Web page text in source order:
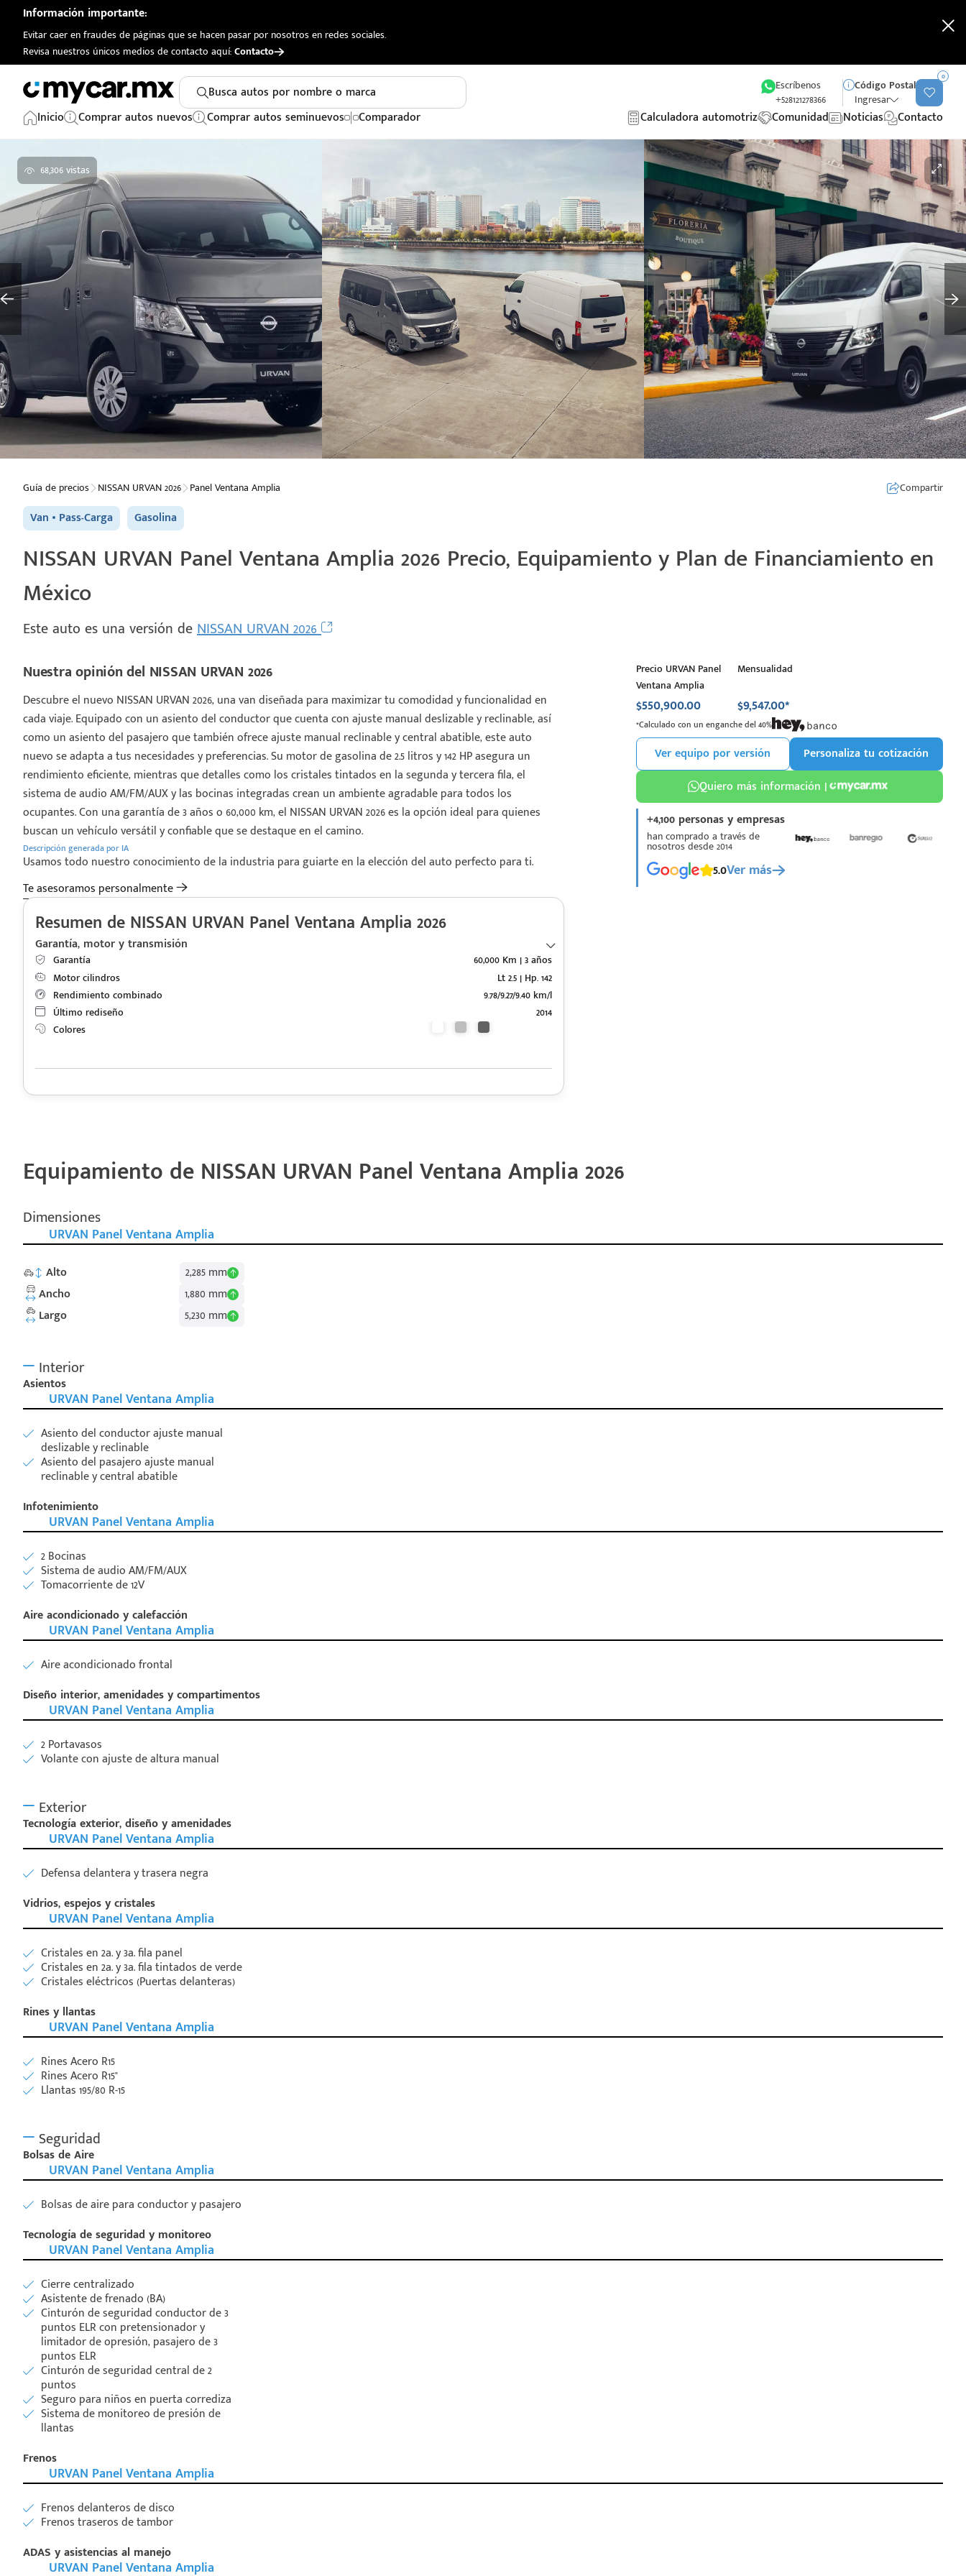
Información importante:
Evitar caer en fraudes de páginas que se hacen pasar por nosotros en redes sociales.
Revisa nuestros únicos medios de contacto aquí:Contacto
Busca autos por nombre o marca
Escríbenos
+528121278366
Código Postal
Ingresar
0
Inicio Comprar autos nuevos Comprar autos seminuevos Comparador Calculadora automotriz Comunidad Noticias Contacto
68,306 vistas
Guía de precios NISSAN URVAN 2026 Panel Ventana Amplia Compartir
Van Pass-Carga Gasolina
NISSAN URVAN Panel Ventana Amplia 2026 Precio, Equipamiento y Plan de Financiamiento en
México
Este auto es una versión deNISSAN URVAN 2026
Nuestra opinión del NISSAN URVAN 2026
Descubre el nuevo NISSAN URVAN 2026, una van diseñada para maximizar tu comodidad y funcionalidad en
cada viaje. Equipado con un asiento del conductor que cuenta con ajuste manual deslizable y reclinable, así
como un asiento del pasajero que también ofrece ajuste manual reclinable y central abatible, este auto
nuevo se adapta a tus necesidades y preferencias. Su motor de gasolina de 2.5 litros y 142 HP asegura un
rendimiento eficiente, mientras que detalles como los cristales tintados en la segunda y tercera fila, el
sistema de audio AM/FM/AUX y las bocinas integradas crean un ambiente agradable para todos los
ocupantes. Con una garantía de 3 años o 60,000 km, el NISSAN URVAN 2026 es la opción ideal para quienes
buscan un vehículo versátil y confiable que se destaque en el camino.
Descripción generada por IA
Usamos todo nuestro conocimiento de la industria para guiarte en la elección del auto perfecto para ti.
Te asesoramos personalmente
Resumen de NISSAN URVAN Panel Ventana Amplia 2026
Garantía, motor y transmisión
Garantía
60,000 Km | 3 años
Motor cilindros
Lt 2.5 | Hp. 142
Rendimiento combinado
9.78/9.27/9.40 km/l
Último rediseño
2014
Colores
Precio URVAN Panel
Ventana Amplia
$550,900.00
Mensualidad
$9,547.00*
*Calculado con un enganche del 40%
Ver equipo por versión
Personaliza tu cotización
Quiero más información |
+4,100 personas y empresas
han comprado a través de
nosotros desde 2014
5.0Ver más
Equipamiento de NISSAN URVAN Panel Ventana Amplia 2026
Dimensiones
URVAN Panel Ventana Amplia
Alto
2,285 mm
Ancho
1,880 mm
Largo
5,230 mm
Interior
Asientos
URVAN Panel Ventana Amplia
Asiento del conductor ajuste manual
deslizable y reclinable
Asiento del pasajero ajuste manual
reclinable y central abatible
Infotenimiento
URVAN Panel Ventana Amplia
2 Bocinas
Sistema de audio AM/FM/AUX
Tomacorriente de 12V
Aire acondicionado y calefacción
URVAN Panel Ventana Amplia
Aire acondicionado frontal
Diseño interior, amenidades y compartimentos
URVAN Panel Ventana Amplia
2 Portavasos
Volante con ajuste de altura manual
Exterior
Tecnología exterior, diseño y amenidades
URVAN Panel Ventana Amplia
Defensa delantera y trasera negra
Vidrios, espejos y cristales
URVAN Panel Ventana Amplia
Cristales en 2a. y 3a. fila panel
Cristales en 2a. y 3a. fila tintados de verde
Cristales eléctricos (Puertas delanteras)
Rines y llantas
URVAN Panel Ventana Amplia
Rines Acero R15
Rines Acero R15"
Llantas 195/80 R-15
Seguridad
Bolsas de Aire
URVAN Panel Ventana Amplia
Bolsas de aire para conductor y pasajero
Tecnología de seguridad y monitoreo
URVAN Panel Ventana Amplia
Cierre centralizado
Asistente de frenado (BA)
Cinturón de seguridad conductor de 3
puntos ELR con pretensionador y
limitador de opresión, pasajero de 3
puntos ELR
Cinturón de seguridad central de 2
puntos
Seguro para niños en puerta corrediza
Sistema de monitoreo de presión de
llantas
Frenos
URVAN Panel Ventana Amplia
Frenos delanteros de disco
Frenos traseros de tambor
ADAS y asistencias al manejo
URVAN Panel Ventana Amplia